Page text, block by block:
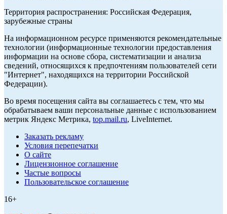
Территория распространения: Российская Федерация,
зарубежные страны
На информационном ресурсе применяются рекомендательные
технологии (информационные технологии предоставления
информации на основе сбора, систематизации и анализа
сведений, относящихся к предпочтениям пользователей сети
"Интернет", находящихся на территории Российской
Федерации).
Во время посещения сайта вы соглашаетесь с тем, что мы
обрабатываем ваши персональные данные с использованием
метрик Яндекс Метрика, top.mail.ru, LiveInternet.
Заказать рекламу
Условия перепечатки
О сайте
Лицензионное соглашение
Частые вопросы
Пользовательское соглашение
16+